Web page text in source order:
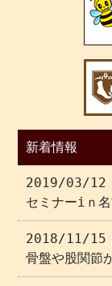
新着情報
2019/03/12
セミナーiｎ
2018/11/15
骨盤や股関節